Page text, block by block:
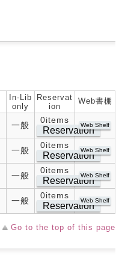
In-Lib
only
Reservat
ion
Web書棚
一般
0items
Reservation
Web Shelf
一般
0items
Reservation
Web Shelf
一般
0items
Reservation
Web Shelf
一般
0items
Reservation
Web Shelf
Go to the top of this page